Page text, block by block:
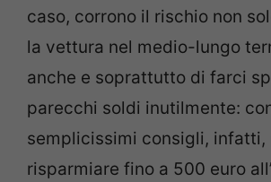
caso, corrono il rischio non
la vettura nel medio-lungo
anche e soprattutto di farci
parecchi soldi inutilmente:
semplicissimi consigli, infatti,
risparmiare fino a 500 euro